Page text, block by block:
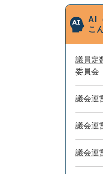
AI
こ
議員定
委員会
議会運
議会運
議会運